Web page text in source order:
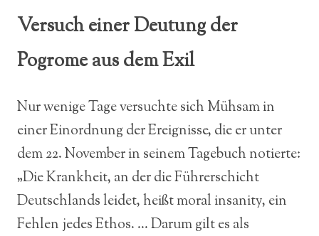
Versuch einer Deutung der
Pogrome aus dem Exil
Nur wenige Tage versuchte sich Mühsam in
einer Einordnung der Ereignisse, die er unter
dem 22. November in seinem Tagebuch notierte:
„Die Krankheit, an der die Führerschicht
Deutschlands leidet, heißt moral insanity, ein
Fehlen jedes Ethos. … Darum gilt es als